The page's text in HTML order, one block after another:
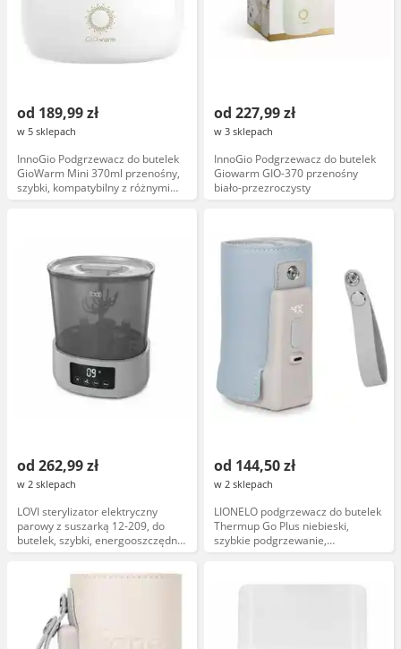
od 189,99 zł
w 5 sklepach
InnoGio Podgrzewacz do butelek
GioWarm Mini 370ml przenośny,
szybki, kompatybilny z różnymi
markami, automatyczne
od 227,99 zł
w 3 sklepach
InnoGio Podgrzewacz do butelek
Giowarm GIO-370 przenośny
biało-przezroczysty
od 262,99 zł
w 2 sklepach
LOVI sterylizator elektryczny
parowy z suszarką 12-209, do
butelek, szybki, energooszczędny,
bezpieczny, certyfikat CE
od 144,50 zł
w 2 sklepach
LIONELO podgrzewacz do butelek
Thermup Go Plus niebieski,
szybkie podgrzewanie,
automatyczne wyłączanie,
standardowymi, model LOC-